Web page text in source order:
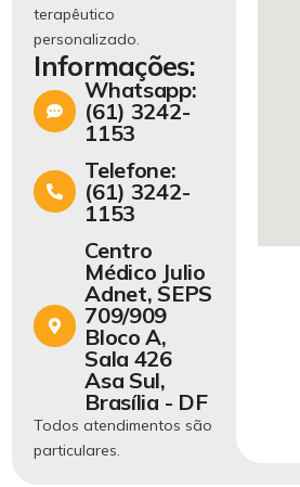
terapêutico
personalizado.
Informações:
Whatsapp:
(61) 3242-
1153
Telefone:
(61) 3242-
1153
Centro
Médico Julio
Adnet, SEPS
709/909
Bloco A,
Sala 426
Asa Sul,
Brasília - DF
Todos atendimentos são
particulares.